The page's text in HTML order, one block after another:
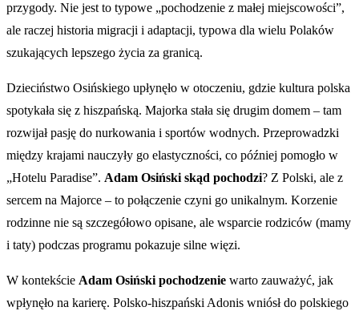
przygody. Nie jest to typowe „pochodzenie z małej miejscowości”,
ale raczej historia migracji i adaptacji, typowa dla wielu Polaków
szukających lepszego życia za granicą.
Dzieciństwo Osińskiego upłynęło w otoczeniu, gdzie kultura polska
spotykała się z hiszpańską. Majorka stała się drugim domem – tam
rozwijał pasję do nurkowania i sportów wodnych. Przeprowadzki
między krajami nauczyły go elastyczności, co później pomogło w
„Hotelu Paradise”. Adam Osiński skąd pochodzi? Z Polski, ale z
sercem na Majorce – to połączenie czyni go unikalnym. Korzenie
rodzinne nie są szczegółowo opisane, ale wsparcie rodziców (mamy
i taty) podczas programu pokazuje silne więzi.
W kontekście Adam Osiński pochodzenie warto zauważyć, jak
wpłynęło na karierę. Polsko-hiszpański Adonis wniósł do polskiego